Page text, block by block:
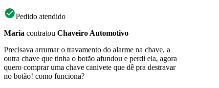
Pedido atendido
Maria contratou Chaveiro Automotivo
Precisava arrumar o travamento do alarme na chave, a
outra chave que tinha o botão afundou e perdi ela, agora
quero comprar uma chave canivete que dê pra destravar
no botão! como funciona?